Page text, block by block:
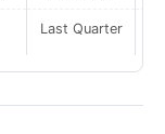
Last Quarter